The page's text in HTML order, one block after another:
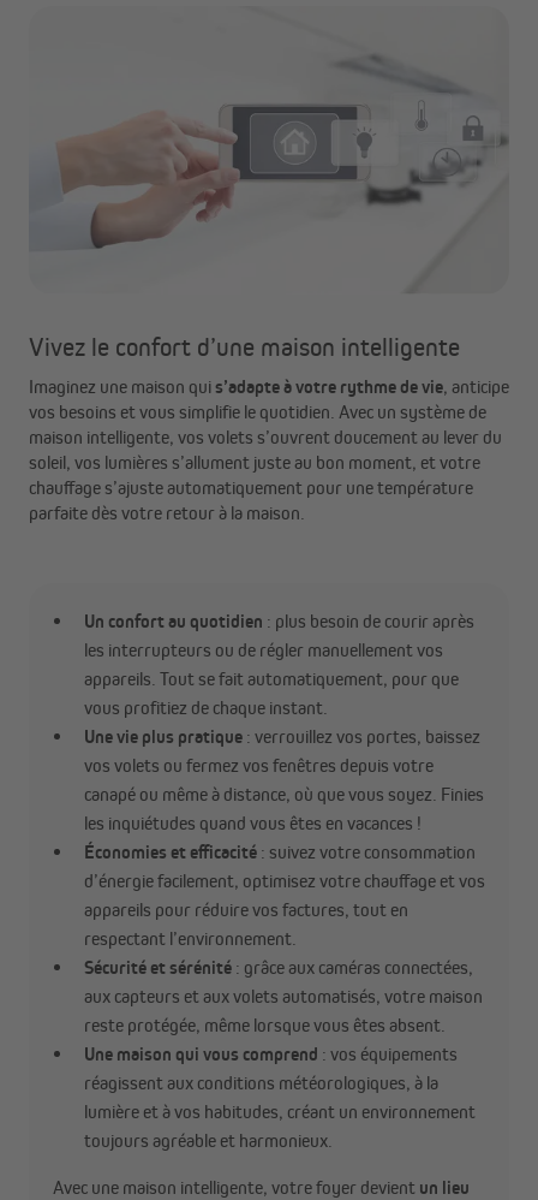
Vivez le confort d’une maison intelligente
Imaginez une maison quis’adapte à votre rythme de vie, anticipe
vos besoins et vous simplifie le quotidien. Avec un système de
maison intelligente, vos volets s’ouvrent doucement au lever du
soleil, vos lumières s’allument juste au bon moment, et votre
chauffage s’ajuste automatiquement pour une température
parfaite dès votre retour à la maison.
Un confort au quotidien : plus besoin de courir après
les interrupteurs ou de régler manuellement vos
appareils. Tout se fait automatiquement, pour que
vous profitiez de chaque instant.
Une vie plus pratique : verrouillez vos portes, baissez
vos volets ou fermez vos fenêtres depuis votre
canapé ou même à distance, où que vous soyez. Finies
les inquiétudes quand vous êtes en vacances !
Économies et efficacité : suivez votre consommation
d’énergie facilement, optimisez votre chauffage et vos
appareils pour réduire vos factures, tout en
respectant l’environnement.
Sécurité et sérénité : grâce aux caméras connectées,
aux capteurs et aux volets automatisés, votre maison
reste protégée, même lorsque vous êtes absent.
Une maison qui vous comprend : vos équipements
réagissent aux conditions météorologiques, à la
lumière et à vos habitudes, créant un environnement
toujours agréable et harmonieux.
Avec une maison intelligente, votre foyer devient un lieu